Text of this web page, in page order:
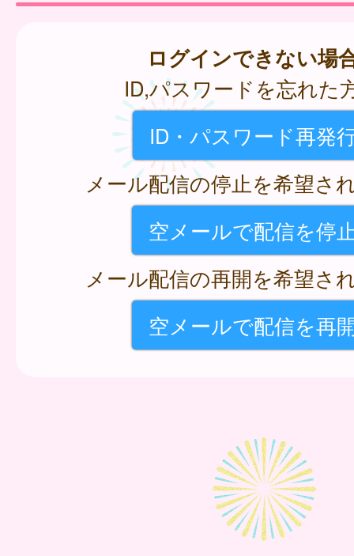
ログインできない場
ID,パスワードを忘れた
ID・パスワード再発
メール配信の停止を希望さ
空メールで配信を停
メール配信の再開を希望さ
空メールで配信を再